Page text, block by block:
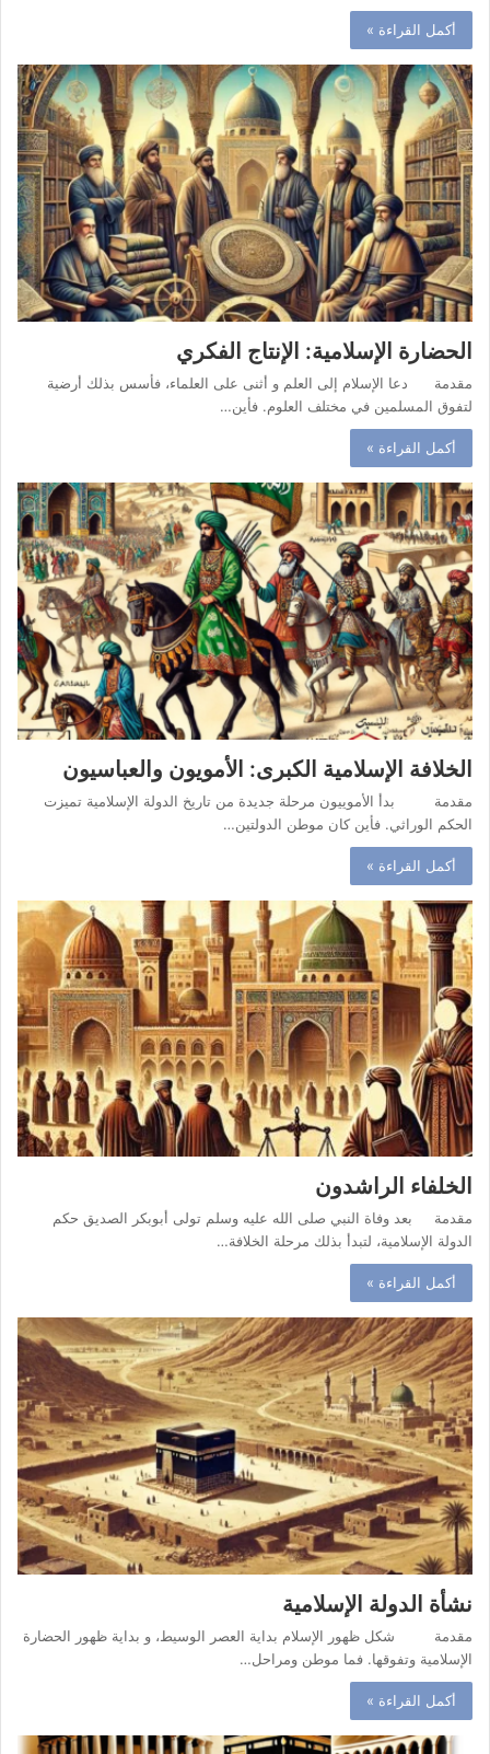
أكمل القراءة »
الحضارة الإسلامية: الإنتاج الفكري
مقدمة دعا الإسلام إلى العلم و أثنى على العلماء، فأسس بذلك أرضية
لتفوق المسلمين في مختلف العلوم. فأين…
أكمل القراءة »
الخلافة الإسلامية الكبرى: الأمويون والعباسيون
مقدمة بدأ الأموييون مرحلة جديدة من تاريخ الدولة الإسلامية تميزت
الحكم الوراثي. فأين كان موطن الدولتين…
أكمل القراءة »
الخلفاء الراشدون
مقدمة بعد وفاة النبي صلى الله عليه وسلم تولى أبوبكر الصديق حكم
الدولة الإسلامية، لتبدأ بذلك مرحلة الخلافة…
أكمل القراءة »
نشأة الدولة الإسلامية
مقدمة شكل ظهور الإسلام بداية العصر الوسيط، و بداية ظهور الحضارة
الإسلامية وتفوقها. فما موطن ومراحل…
أكمل القراءة »